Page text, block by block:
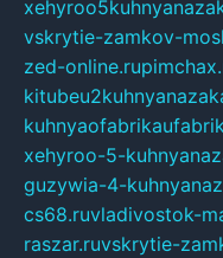
vskrytie-zamkov-
zed-online.ru
xehyroo-5-
guzywia-4-
cs68.ruvladivostok-
raszar.ruvskrytie-